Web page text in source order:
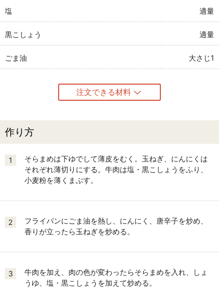
塩 適量
黒こしょう 適量
ごま油 大さじ1
注文できる材料
作り方
1
そらまめは下ゆでして薄皮をむく。玉ねぎ、にんにくは
それぞれ薄切りにする。牛肉は塩・黒こしょうをふり、
小麦粉を薄くまぶす。
2
フライパンにごま油を熱し、にんにく、唐辛子を炒め、
香りが立ったら玉ねぎを炒める。
3
牛肉を加え、肉の色が変わったらそらまめを入れ、しょ
うゆ、塩・黒こしょうを加えて炒める。